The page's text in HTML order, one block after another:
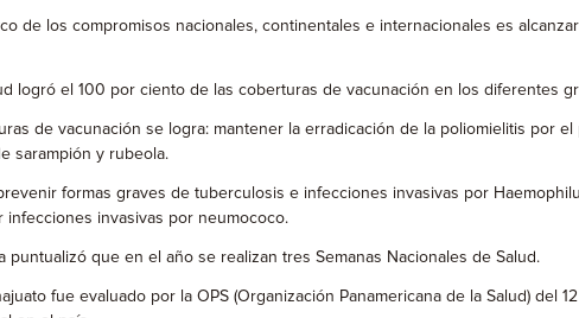
de los compromisos nacionales, continentales e internacionales es
logró el 100 por ciento de las coberturas de vacunación en los diferentes
de vacunación se logra: mantener la erradicación de la poliomielitis por
sarampión y rubeola.
formas graves de tuberculosis e infecciones invasivas por
invasivas por neumococo.
puntualizó que en el año se realizan tres Semanas Nacionales de Salud.
fue evaluado por la OPS (Organización Panamericana de la Salud) del